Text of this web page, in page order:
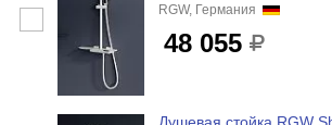
RGW, Германия
48 055
Душевая стойка RGW